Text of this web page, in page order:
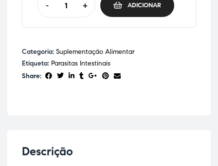
- + ADICIONAR
Categoria: Suplementação Alimentar
Etiqueta: Parasitas Intestinais
Share:
Descrição